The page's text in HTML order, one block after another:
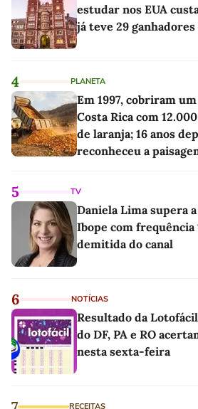
estudar nos EUA
já teve 29
4 PLANETA
Em 1997, cobriram
Costa Rica com
de laranja; 16 anos
reconheceu a
5 TV
Daniela Lima supera
Ibope com frequência
demitida do canal
6 NOTÍCIAS
Resultado da
do DF, PA e RO
nesta sexta-feira
RECEITAS